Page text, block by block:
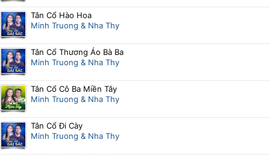
Tân Cổ Hào Hoa
Minh Truong & Nha Thy
Tân Cổ Thương Áo Bà Ba
Minh Truong & Nha Thy
Tân Cổ Cô Ba Miền Tây
Minh Truong & Nha Thy
Tân Cổ Đi Cày
Minh Truong & Nha Thy